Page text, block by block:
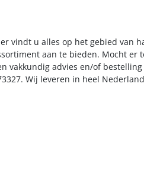
vindt u alles op het gebied van
aan te bieden. Mocht er
vakkundig advies en/of
Wij leveren in heel